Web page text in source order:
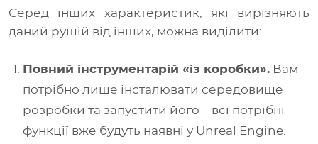
Серед інших характеристик, які вирізняють
даний рушій від інших, можна виділити:
Повний інструментарій «із коробки». Вам
потрібно лише інсталювати середовище
розробки та запустити його – всі потрібні
функції вже будуть наявні у Unreal Engine.